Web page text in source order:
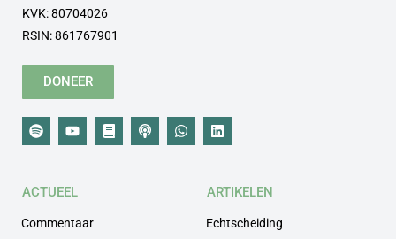
KVK: 80704026
RSIN: 861767901
DONEER
ACTUEEL
Commentaar
ARTIKELEN
Echtscheiding